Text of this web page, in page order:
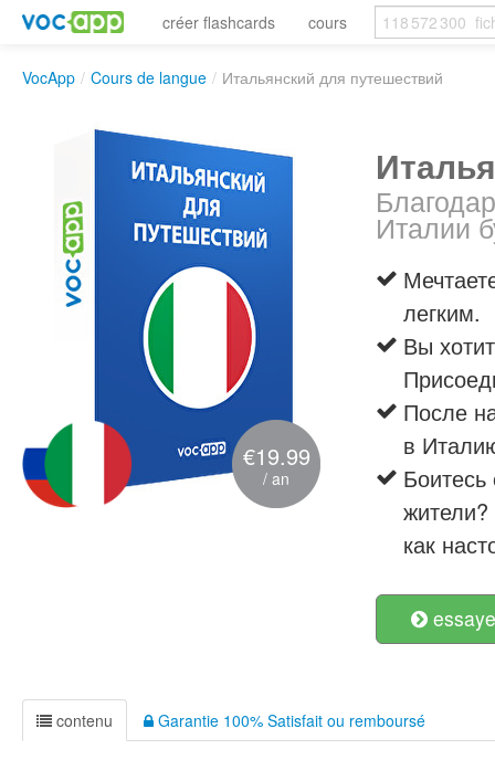
créer flashcards cours
VocApp / Cours de langue / Итальянский для путешествий
€19.99
/ an
Италии
легким.
Вы
После
в
как
contenu Garantie 100% Satisfait ou remboursé